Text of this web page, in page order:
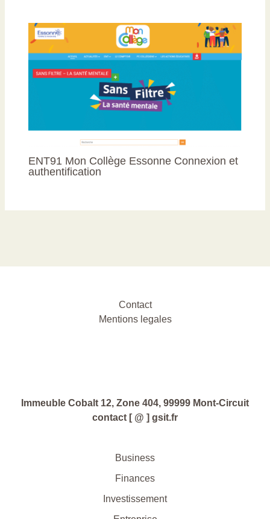
ENT91 Mon Collège Essonne Connexion et
authentification
Contact
Mentions legales
Immeuble Cobalt 12, Zone 404, 99999 Mont-Circuit
contact [ @ ] gsit.fr
Business
Finances
Investissement